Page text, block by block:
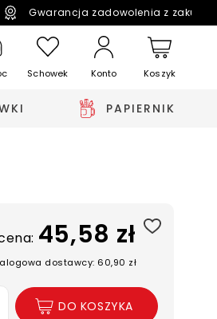
Gwarancja zadowolenia z
Schowek Konto Koszyk
PAPIERNIK
45,58 zł
dostawcy: 60,90 zł
DO KOSZYKA